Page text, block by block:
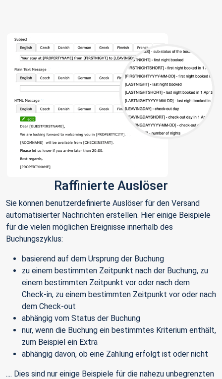
Raffinierte Auslöser
Sie können benutzerdefinierte Auslöser für den Versand
automatisierter Nachrichten erstellen. Hier einige Beispiele
für die vielen möglichen Ereignisse innerhalb des
Buchungszyklus:
basierend auf dem Ursprung der Buchung
zu einem bestimmten Zeitpunkt nach der Buchung, zu
einem bestimmten Zeitpunkt vor oder nach dem
Check-in, zu einem bestimmten Zeitpunkt vor oder nach
dem Check-out
abhängig vom Status der Buchung
nur, wenn die Buchung ein bestimmtes Kriterium enthält,
zum Beispiel ein Extra
abhängig davon, ob eine Zahlung erfolgt ist oder nicht
.... Dies sind nur einige Beispiele für die nahezu unbegrenzten